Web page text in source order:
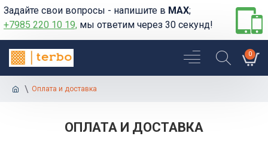
Задайте свои вопросы - напишите в MAX;
+7985 220 10 19, мы ответим через 30 секунд!
0
Оплата и доставка
ОПЛАТА И ДОСТАВКА